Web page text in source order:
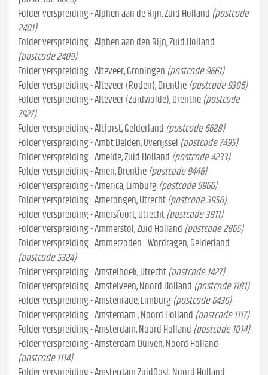
Folder verspreiding - Alphen aan de Rijn, Zuid Holland (postcode
2401)
Folder verspreiding - Alphen aan den Rijn, Zuid Holland
(postcode 2409)
Folder verspreiding - Alteveer, Groningen (postcode 9661)
Folder verspreiding - Alteveer (Roden), Drenthe (postcode 9306)
Folder verspreiding - Alteveer (Zuidwolde), Drenthe (postcode
7927)
Folder verspreiding - Altforst, Gelderland (postcode 6628)
Folder verspreiding - Ambt Delden, Overijssel (postcode 7495)
Folder verspreiding - Ameide, Zuid Holland (postcode 4233)
Folder verspreiding - Amen, Drenthe (postcode 9446)
Folder verspreiding - America, Limburg (postcode 5966)
Folder verspreiding - Amerongen, Utrecht (postcode 3958)
Folder verspreiding - Amersfoort, Utrecht (postcode 3811)
Folder verspreiding - Ammerstol, Zuid Holland (postcode 2865)
Folder verspreiding - Ammerzoden - Wordragen, Gelderland
(postcode 5324)
Folder verspreiding - Amstelhoek, Utrecht (postcode 1427)
Folder verspreiding - Amstelveen, Noord Holland (postcode 1181)
Folder verspreiding - Amstenrade, Limburg (postcode 6436)
Folder verspreiding - Amsterdam , Noord Holland (postcode 1117)
Folder verspreiding - Amsterdam, Noord Holland (postcode 1014)
Folder verspreiding - Amsterdam Duiven, Noord Holland
(postcode 1114)
Folder verspreiding - Amsterdam ZuidOost, Noord Holland